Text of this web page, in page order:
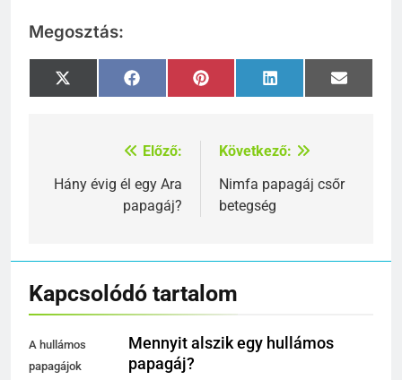
Megosztás:
Share
on
X
(Twitter)
Share
on
FacebookShare
on
Pinterest Share
on
LinkedIn
Share
on
Email
Bejegyzés
navigáció
Előző:
Hány évig él egy Ara
papagáj?
Következő:
Nimfa papagáj csőr
betegség
Kapcsolódó tartalom
A hullámos
papagájok
Mennyit alszik egy hullámos
papagáj?